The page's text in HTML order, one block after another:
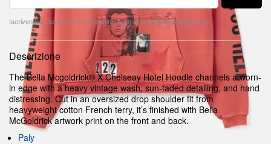
Iscrivendoti, Accetti I NostriTermini D'usoE LaPolitica Sulla Privacy
Descrizione
The Bella Mcgoldrick© X Chelseay Hotel Hoodie channels a worn-
in edge with a heavy vintage wash, sun-faded detailing, and hand
distressing. Cut in an oversized drop shoulder fit from
heavyweight cotton French terry, it’s finished with Bella
McGoldrick artwork print on the front and back.
Paly